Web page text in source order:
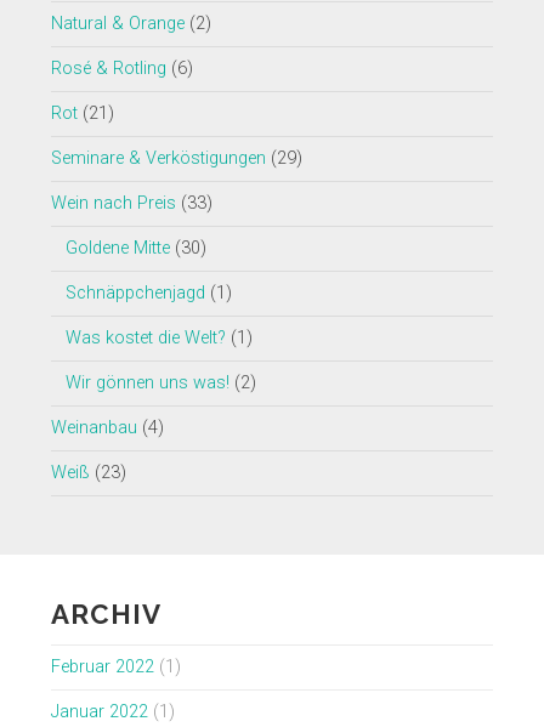
Natural & Orange(2)
Rosé & Rotling (6)
Rot(21)
Seminare & Verköstigungen (29)
Wein nach Preis (33)
Goldene Mitte(30)
Schnäppchenjagd (1)
Was kostet die Welt? (1)
Wir gönnen uns was! (2)
Weinanbau (4)
Weiß (23)
ARCHIV
Februar 2022(1)
Januar 2022(1)